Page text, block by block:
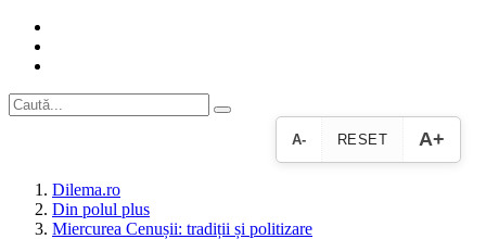
A- RESET A+
Dilema.ro
Din polul plus
Miercurea Cenușii: tradiții și politizare